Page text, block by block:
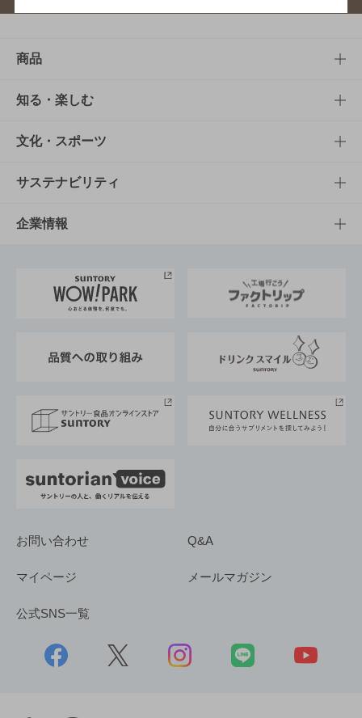
商品
商品TOP
商品一覧
商品発売情報
栄養成分一覧
知る・楽しむ
知る・楽しむTOP
キャンペーン
工場見学
地域情報
文化・スポーツ
文化・スポーツTOP
サントリーホール
サントリーサンバーズ大阪
サステナビリティ
サステナビリティTOP
サントリーが考えるサステナビリティ経営
企業情報
企業概要
採用情報
お問い合わせ Q&A
マイページ メールマガジン
公式SNS一覧